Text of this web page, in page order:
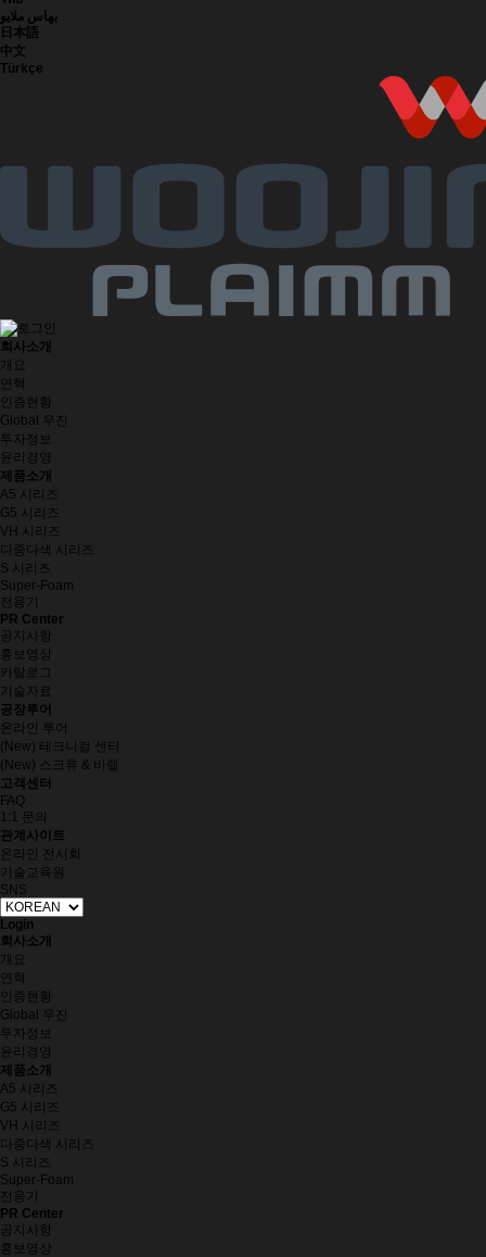
بهاس ملايو
日本語
中文
Türkçe
회사소개
개요
연혁
인증현황
Global 우진
투자정보
윤리경영
제품소개
A5 시리즈
G5 시리즈
VH 시리즈
다중다색 시리즈
S 시리즈
Super-Foam
전용기
PR Center
공지사항
홍보영상
카탈로그
기술자료
공장투어
온라인 투어
(New) 테크니컬 센터
(New) 스크류 & 바렐
고객센터
FAQ
1:1 문의
관계사이트
온라인 전시회
기술교육원
SNS
Login
회사소개
개요
연혁
인증현황
Global 우진
투자정보
윤리경영
제품소개
A5 시리즈
G5 시리즈
VH 시리즈
다중다색 시리즈
S 시리즈
Super-Foam
전용기
PR Center
공지사항
홍보영상